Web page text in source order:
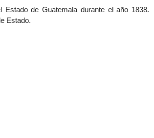
de Guatemala durante el año 1838.
Estado.